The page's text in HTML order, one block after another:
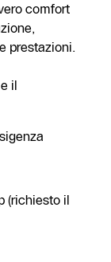
comfort
prestazioni.
il
(richiesto il